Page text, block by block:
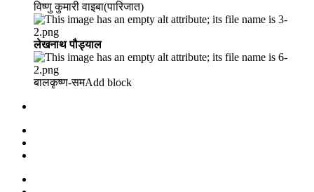
विष्णु कुमारी वाइबा(पारिजात)
लेखनाथ पौड्याल
बालकृष्ण-सम Add block